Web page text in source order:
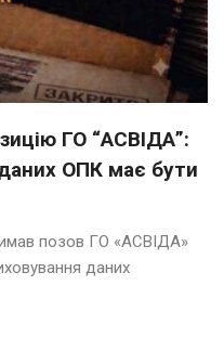
ГО “АСВІДА”:
ОПК має бути
позов ГО «АСВІДА»
даних